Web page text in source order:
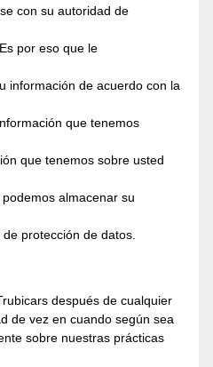
con su autoridad de
por eso que le
información de acuerdo con la
que tenemos
que tenemos sobre usted
almacenar su
protección de datos.
después de cualquier
de vez en cuando según sea
sobre nuestras prácticas